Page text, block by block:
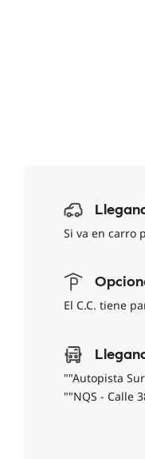
Si va en carro
El C.C. tiene
""Autopista
""NQS - Calle